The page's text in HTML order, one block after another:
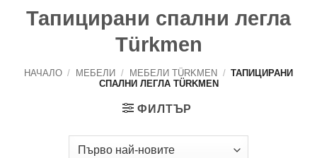
Тапицирани спални легла
Türkmen
НАЧАЛО / МЕБЕЛИ / МЕБЕЛИ TÜRKMEN / ТАПИЦИРАНИ
СПАЛНИ ЛЕГЛА TÜRKMEN
ФИЛТЪР